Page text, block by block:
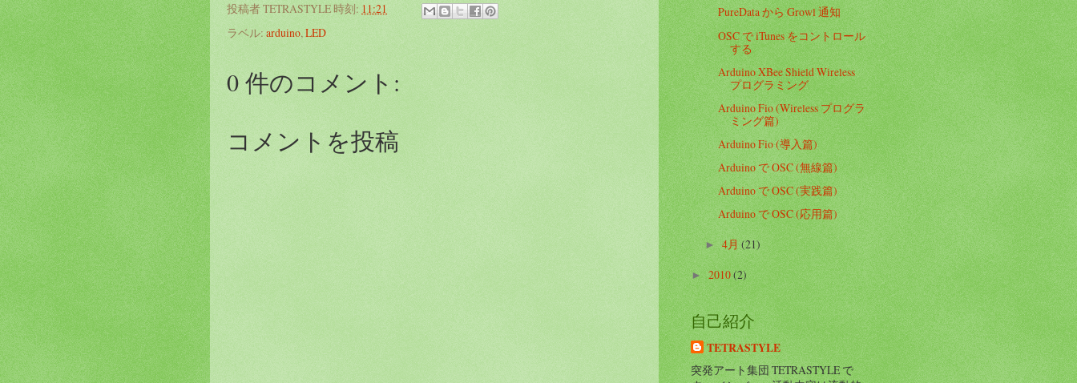
投稿者TETRASTYLE時刻: 11:21
ラベル: arduino, LED
0 件のコメント:
コメントを投稿
PureData から Growl 通知
OSC で iTunes をコントロール
する
Arduino XBee Shield Wireless
プログラミング
Arduino Fio (Wireless プログラ
ミング篇)
Arduino Fio (導入篇)
Arduino で OSC (無線篇)
Arduino で OSC (実践篇)
Arduino で OSC (応用篇)
► 4月(21)
►2010(2)
自己紹介
TETRASTYLE
突発アート集団 TETRASTYLE で